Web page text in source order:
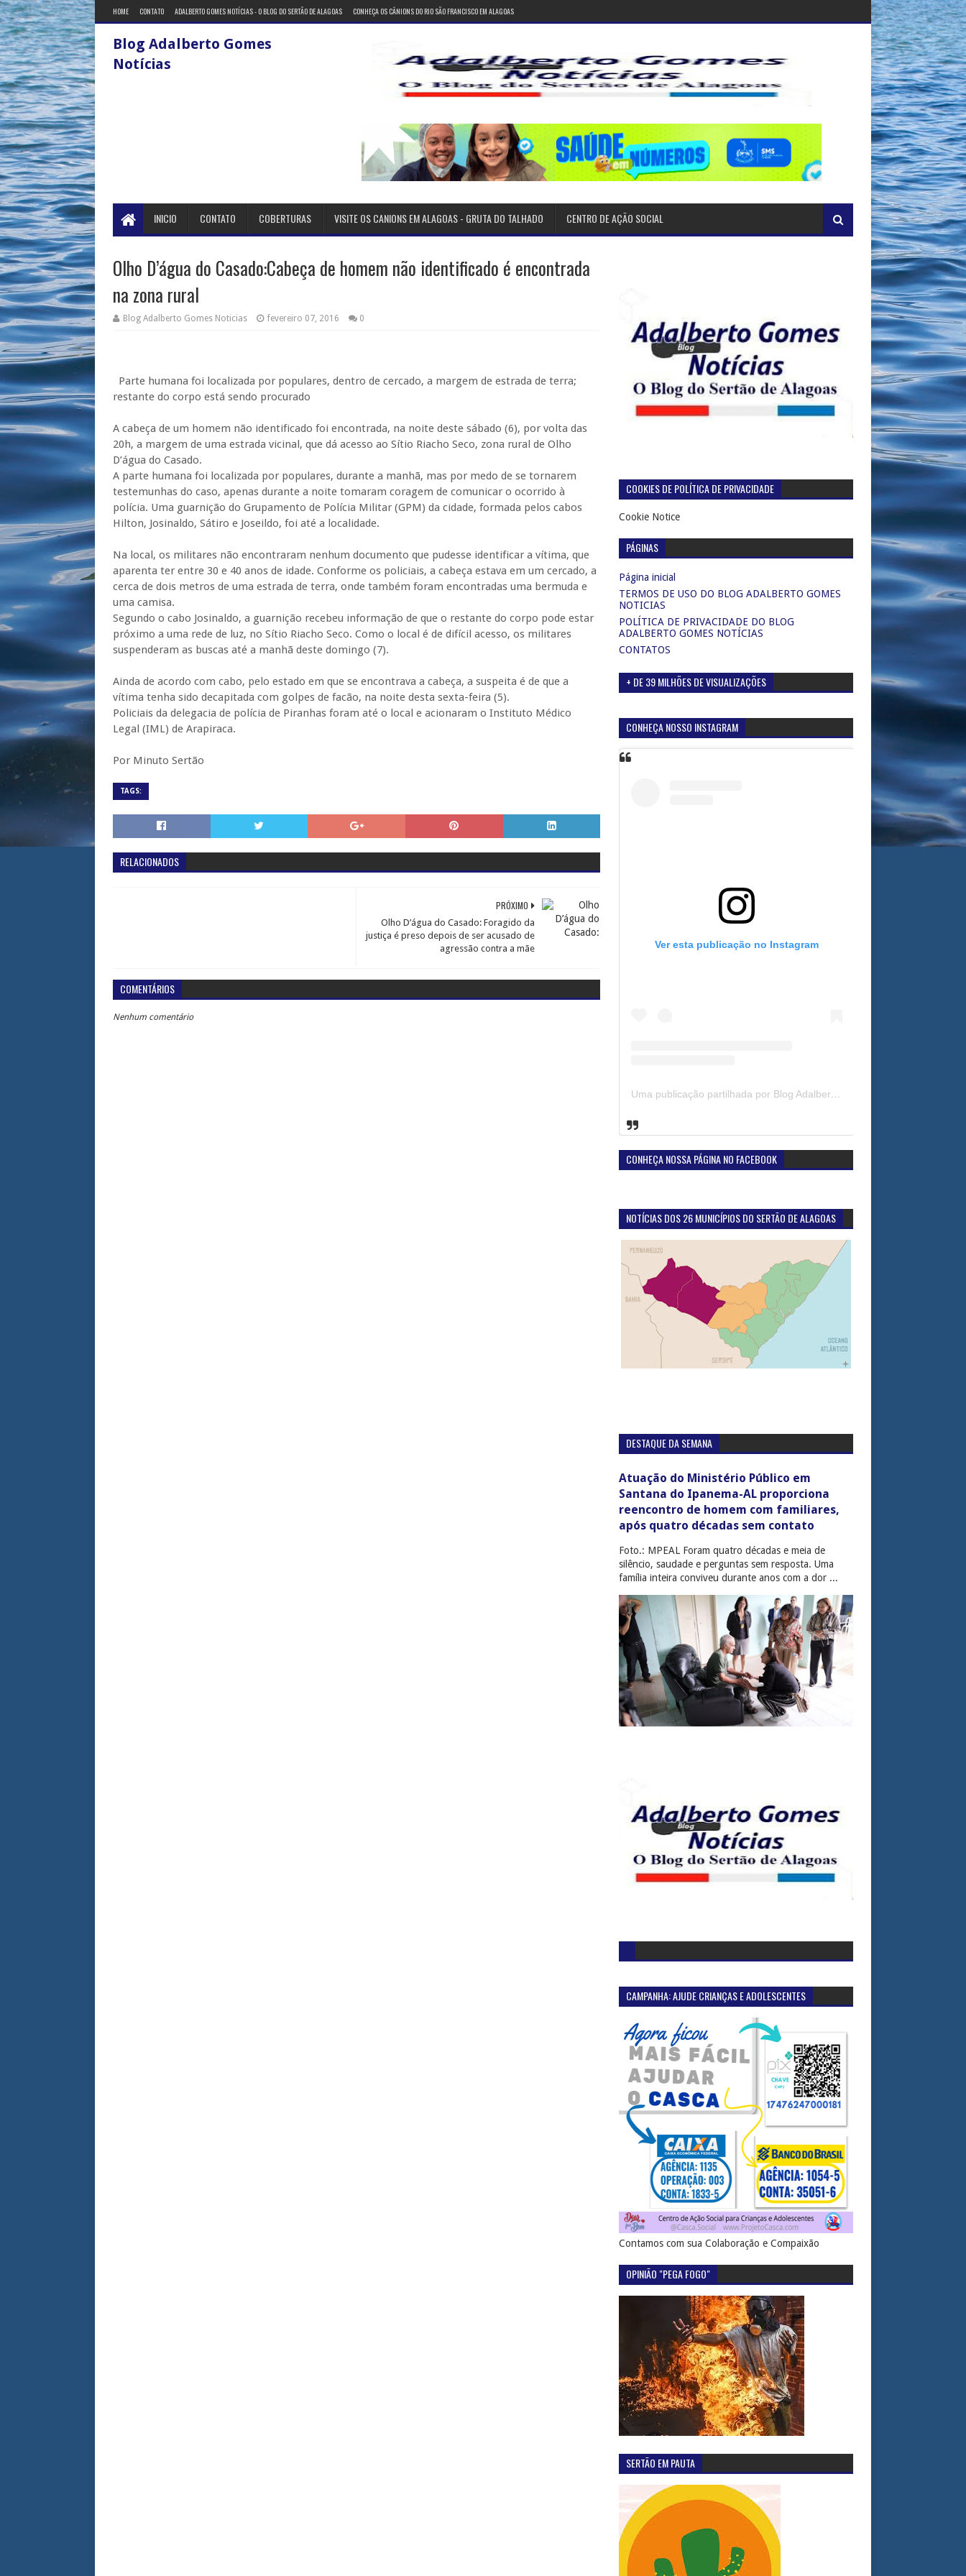
HOME CONTATO ADALBERTO GOMES NOTÍCIAS - O BLOG DO SERTÃO DE ALAGOAS CONHEÇA OS CÂNIONS DO RIO SÃO FRANCISCO EM ALAGOAS
Blog Adalberto Gomes
Notícias
INICIO CONTATO COBERTURAS VISITE OS CANIONS EM ALAGOAS - GRUTA DO TALHADO CENTRO DE AÇÃO SOCIAL
Olho D’água do Casado:Cabeça de homem não identificado é encontrada
na zona rural
Blog Adalberto Gomes Noticias fevereiro 07, 2016 0
Parte humana foi localizada por populares, dentro de cercado, a margem de estrada de terra;
restante do corpo está sendo procurado
A cabeça de um homem não identificado foi encontrada, na noite deste sábado (6), por volta das
20h, a margem de uma estrada vicinal, que dá acesso ao Sítio Riacho Seco, zona rural de Olho
D’água do Casado.
A parte humana foi localizada por populares, durante a manhã, mas por medo de se tornarem
testemunhas do caso, apenas durante a noite tomaram coragem de comunicar o ocorrido à
polícia. Uma guarnição do Grupamento de Polícia Militar (GPM) da cidade, formada pelos cabos
Hilton, Josinaldo, Sátiro e Joseildo, foi até a localidade.
Na local, os militares não encontraram nenhum documento que pudesse identificar a vítima, que
aparenta ter entre 30 e 40 anos de idade. Conforme os policiais, a cabeça estava em um cercado, a
cerca de dois metros de uma estrada de terra, onde também foram encontradas uma bermuda e
uma camisa.
Segundo o cabo Josinaldo, a guarnição recebeu informação de que o restante do corpo pode estar
próximo a uma rede de luz, no Sítio Riacho Seco. Como o local é de difícil acesso, os militares
suspenderam as buscas até a manhã deste domingo (7).
Ainda de acordo com cabo, pelo estado em que se encontrava a cabeça, a suspeita é de que a
vítima tenha sido decapitada com golpes de facão, na noite desta sexta-feira (5).
Policiais da delegacia de polícia de Piranhas foram até o local e acionaram o Instituto Médico
Legal (IML) de Arapiraca.
Por Minuto Sertão
TAGS:
RELACIONADOS
PRÓXIMO
Olho D’água do Casado: Foragido da
justiça é preso depois de ser acusado de
agressão contra a mãe
COMENTÁRIOS
Nenhum comentário
COOKIES DE POLÍTICA DE PRIVACIDADE
Cookie Notice
PÁGINAS
Página inicial
TERMOS DE USO DO BLOG ADALBERTO GOMES
NOTICIAS
POLÍTICA DE PRIVACIDADE DO BLOG
ADALBERTO GOMES NOTÍCIAS
CONTATOS
+ DE 39 MILHÕES DE VISUALIZAÇÕES
CONHEÇA NOSSO INSTAGRAM
Ver esta publicação no Instagram
Uma publicação partilhada por Blog Adalberto Gomes Noticias (@blogadalbertogomesnoticiass)
CONHEÇA NOSSA PÁGINA NO FACEBOOK
NOTÍCIAS DOS 26 MUNICÍPIOS DO SERTÃO DE ALAGOAS
DESTAQUE DA SEMANA
Atuação do Ministério Público em
Santana do Ipanema-AL proporciona
reencontro de homem com familiares,
após quatro décadas sem contato
Foto.: MPEAL Foram quatro décadas e meia de
silêncio, saudade e perguntas sem resposta. Uma
família inteira conviveu durante anos com a dor ...
CAMPANHA: AJUDE CRIANÇAS E ADOLESCENTES
Contamos com sua Colaboração e Compaixão
OPINIÃO "PEGA FOGO"
SERTÃO EM PAUTA